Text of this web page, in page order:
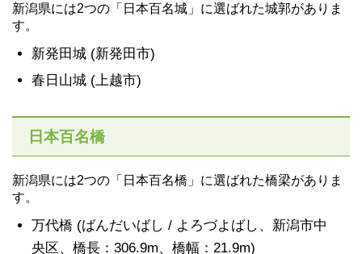
新潟県には2つの「日本百名城」に選ばれた城郭がありま
す。
新発田城 (新発田市)
春日山城 (上越市)
日本百名橋
新潟県には2つの「日本百名橋」に選ばれた橋梁がありま
す。
万代橋 (ばんだいばし / よろづよばし、新潟市中
央区、橋長：306.9m、橋幅：21.9m)